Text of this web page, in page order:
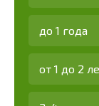
до 1 года
от 1 до 2